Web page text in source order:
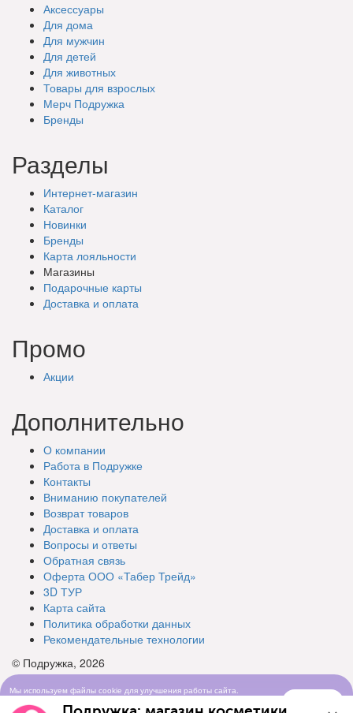
Аксессуары
Для дома
Для мужчин
Для детей
Для животных
Товары для взрослых
Мерч Подружка
Бренды
Разделы
Интернет-магазин
Каталог
Новинки
Бренды
Карта лояльности
Магазины
Подарочные карты
Доставка и оплата
Промо
Акции
Дополнительно
О компании
Работа в Подружке
Контакты
Вниманию покупателей
Возврат товаров
Доставка и оплата
Вопросы и ответы
Обратная связь
Оферта ООО «Табер Трейд»
3D ТУР
Карта сайта
Политика обработки данных
Рекомендательные технологии
© Подружка, 2026
Мы используем файлы cookie для улучшения работы сайта.